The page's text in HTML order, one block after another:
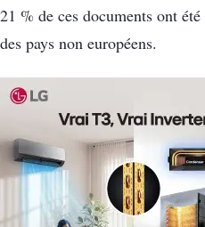
21 % de ces documents ont
des pays non européens.